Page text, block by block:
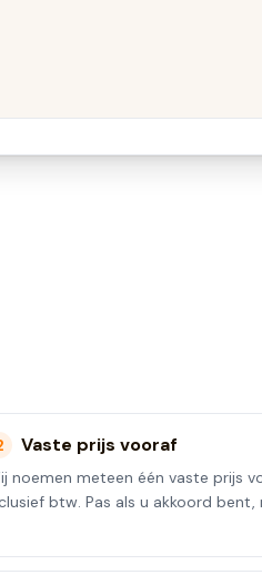
Vaste prijs vooraf
noemen meteen één vaste prijs
btw. Pas als u akkoord